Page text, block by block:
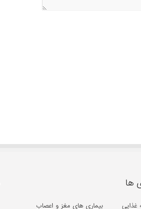
ها
غذایی
بیماری های مغز و اعصاب